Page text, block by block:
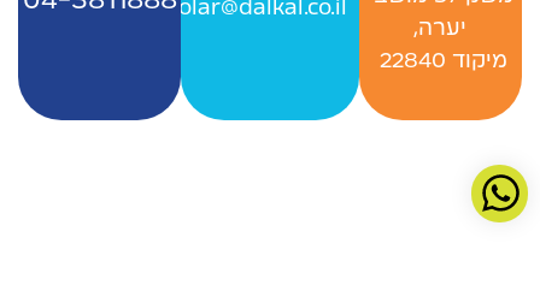
יערה,
‬מיקוד 22840 ‭
Officesolar@dalkal.co.il